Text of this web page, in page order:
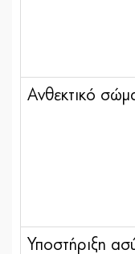
Ανθεκτικό
Υποστήριξη